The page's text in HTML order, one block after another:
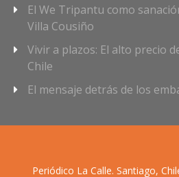
El We Tripantu como
Villa Cousiño
Vivir a plazos: El alto precio
Chile
El mensaje detrás de los
Periódico La Calle. Santiago,